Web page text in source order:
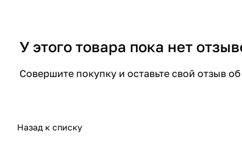
У этого товара пока нет
Совершите покупку и оставьте свой отзыв
Назад к списку